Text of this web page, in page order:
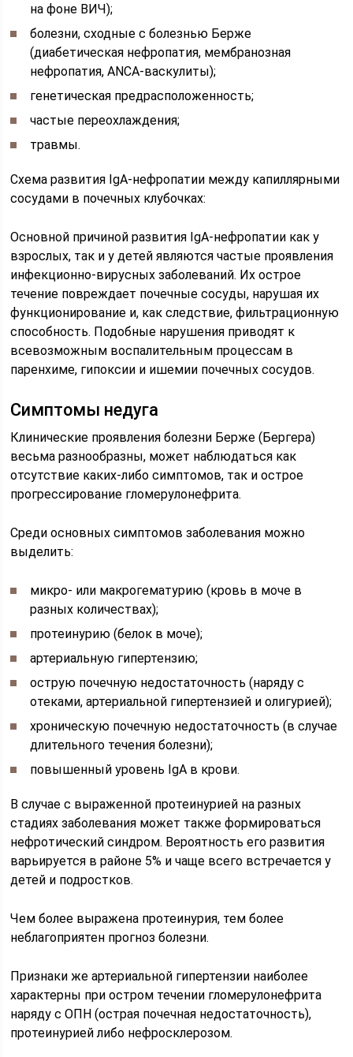
на фоне ВИЧ);
болезни, сходные с болезнью Берже
(диабетическая нефропатия, мембранозная
нефропатия, ANCA-васкулиты);
генетическая предрасположенность;
частые переохлаждения;
травмы.
Схема развития IgA-нефропатии между капиллярными
сосудами в почечных клубочках:
Основной причиной развития IgA-нефропатии как у
взрослых, так и у детей являются частые проявления
инфекционно-вирусных заболеваний. Их острое
течение повреждает почечные сосуды, нарушая их
функционирование и, как следствие, фильтрационную
способность. Подобные нарушения приводят к
всевозможным воспалительным процессам в
паренхиме, гипоксии и ишемии почечных сосудов.
Симптомы недуга
Клинические проявления болезни Берже (Бергера)
весьма разнообразны, может наблюдаться как
отсутствие каких-либо симптомов, так и острое
прогрессирование гломерулонефрита.
Среди основных симптомов заболевания можно
выделить:
микро- или макрогематурию (кровь в моче в
разных количествах);
протеинурию (белок в моче);
артериальную гипертензию;
острую почечную недостаточность (наряду с
отеками, артериальной гипертензией и олигурией);
хроническую почечную недостаточность (в случае
длительного течения болезни);
повышенный уровень IgA в крови.
В случае с выраженной протеинурией на разных
стадиях заболевания может также формироваться
нефротический синдром. Вероятность его развития
варьируется в районе 5% и чаще всего встречается у
детей и подростков.
Чем более выражена протеинурия, тем более
неблагоприятен прогноз болезни.
Признаки же артериальной гипертензии наиболее
характерны при остром течении гломерулонефрита
наряду с ОПН (острая почечная недостаточность),
протеинурией либо нефросклерозом.